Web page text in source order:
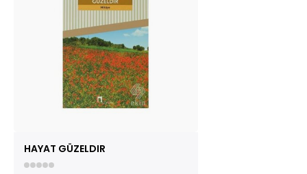
HAYAT GÜZELDIR